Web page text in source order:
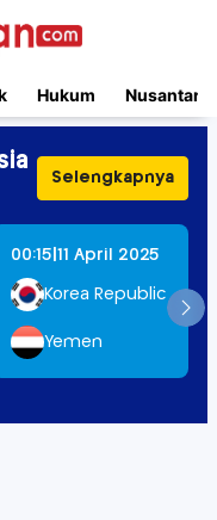
Hukum Nusantara
Selengkapnya
00:15 11 April 2025
Korea Republic
Yemen